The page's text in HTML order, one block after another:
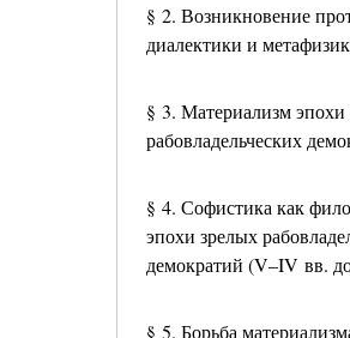
§ 2. Возникновение
диалектики и
§ 3. Материализм эпохи
рабовладельческих
§ 4. Софистика как
эпохи зрелых
демократий (V–IV вв.
§ 5. Борьба